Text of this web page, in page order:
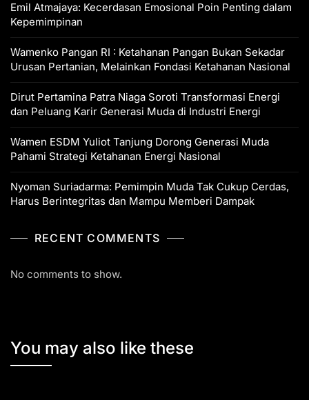
Emil Atmajaya: Kecerdasan Emosional Poin Penting dalam
Kepemimpinan
Wamenko Pangan RI : Ketahanan Pangan Bukan Sekadar
Urusan Pertanian, Melainkan Fondasi Ketahanan Nasional
Dirut Pertamina Patra Niaga Soroti Transformasi Energi
dan Peluang Karir Generasi Muda di Industri Energi
Wamen ESDM Yuliot Tanjung Dorong Generasi Muda
Pahami Strategi Ketahanan Energi Nasional
Nyoman Suriadarma: Pemimpin Muda Tak Cukup Cerdas,
Harus Berintegritas dan Mampu Memberi Dampak
RECENT COMMENTS
No comments to show.
You may also like these